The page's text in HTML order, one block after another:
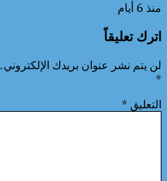
منذ 6 أيام
اترك تعليقاً
لن يتم نشر عنوان بريدك الإلكتروني.
*
التعليق *